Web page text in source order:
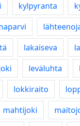
kylpyranta
lakaiseva
leväluhta
lokkiraito
mahtijoki